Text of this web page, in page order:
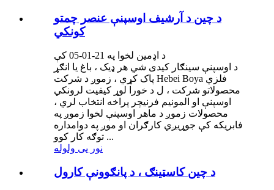
د چین د آرشیف اوسپنې عنصر چمتو
کونکي
د اډمین لخوا په 21-01-05 کې
د اوسپنې سینګار کیدی شي هر ډیک ، باغ یا انګړ
پاک کړي ، زموږ د شرکت Hebei Boya فلزي
محصولاتو شرکت ، ل د خورا لوړ کیفیت لرونکي
اوسپنې او المونیم فرنیچر پراخه انتخاب لري ،
محصولات زموږ د ماهر اوسپنې لخوا زموږ په
فابریکه کې جوړیږي کارګران او موږ په دوامداره
توګه کار کوو ...
نور یی ولوله
د چین کاسټینګ ، د پانګوونې کارول